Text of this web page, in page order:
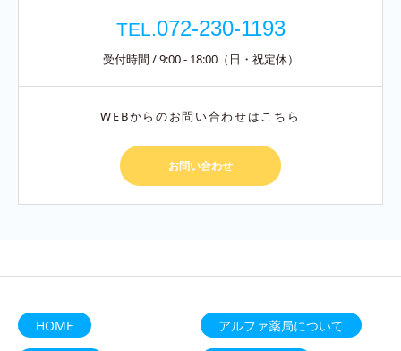
TEL.072-230-1193
受付時間 / 9:00 - 18:00（日・祝定休）
WEBからのお問い合わせはこちら
お問い合わせ
HOME アルファ薬局について